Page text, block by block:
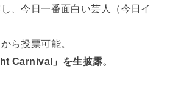
、今日一番面白い芸人（今日イ
ら投票可能。
Carnival」を生披露。